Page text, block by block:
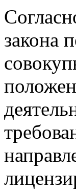
закона